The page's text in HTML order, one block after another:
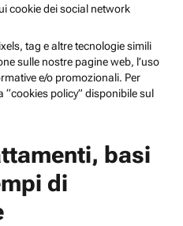
cookie dei social network
tag e altre tecnologie simili
sulle nostre pagine web, l’uso
e/o promozionali. Per
policy” disponibile sul
basi
di